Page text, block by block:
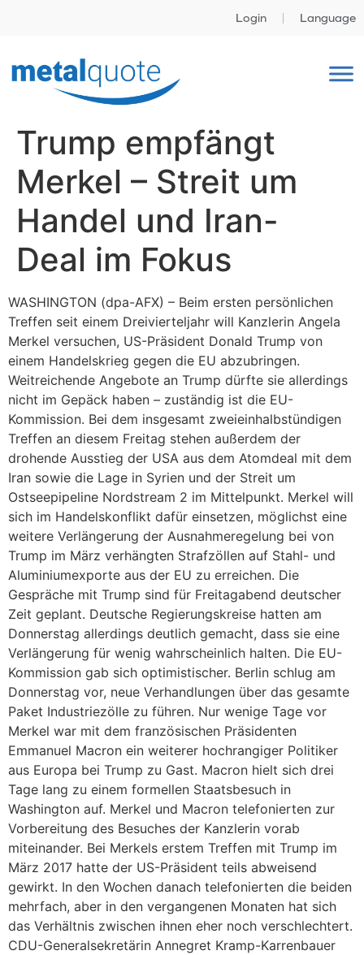
Login Language
Trump empfängt
Merkel – Streit um
Handel und Iran-
Deal im Fokus
WASHINGTON (dpa-AFX) – Beim ersten persönlichen
Treffen seit einem Dreivierteljahr will Kanzlerin Angela
Merkel versuchen, US-Präsident Donald Trump von
einem Handelskrieg gegen die EU abzubringen.
Weitreichende Angebote an Trump dürfte sie allerdings
nicht im Gepäck haben – zuständig ist die EU-
Kommission. Bei dem insgesamt zweieinhalbstündigen
Treffen an diesem Freitag stehen außerdem der
drohende Ausstieg der USA aus dem Atomdeal mit dem
Iran sowie die Lage in Syrien und der Streit um
Ostseepipeline Nordstream 2 im Mittelpunkt. Merkel will
sich im Handelskonflikt dafür einsetzen, möglichst eine
weitere Verlängerung der Ausnahmeregelung bei von
Trump im März verhängten Strafzöllen auf Stahl- und
Aluminiumexporte aus der EU zu erreichen. Die
Gespräche mit Trump sind für Freitagabend deutscher
Zeit geplant. Deutsche Regierungskreise hatten am
Donnerstag allerdings deutlich gemacht, dass sie eine
Verlängerung für wenig wahrscheinlich halten. Die EU-
Kommission gab sich optimistischer. Berlin schlug am
Donnerstag vor, neue Verhandlungen über das gesamte
Paket Industriezölle zu führen. Nur wenige Tage vor
Merkel war mit dem französischen Präsidenten
Emmanuel Macron ein weiterer hochrangiger Politiker
aus Europa bei Trump zu Gast. Macron hielt sich drei
Tage lang zu einem formellen Staatsbesuch in
Washington auf. Merkel und Macron telefonierten zur
Vorbereitung des Besuches der Kanzlerin vorab
miteinander. Bei Merkels erstem Treffen mit Trump im
März 2017 hatte der US-Präsident teils abweisend
gewirkt. In den Wochen danach telefonierten die beiden
mehrfach, aber in den vergangenen Monaten hat sich
das Verhältnis zwischen ihnen eher noch verschlechtert.
CDU-Generalsekretärin Annegret Kramp-Karrenbauer